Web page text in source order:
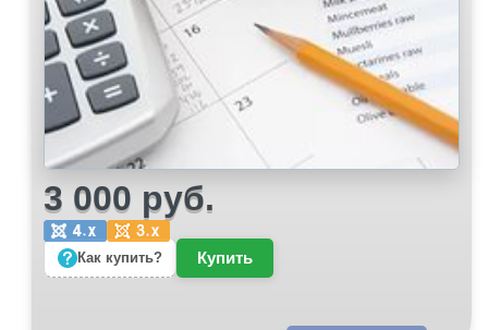
3 000 руб.
Как купить? Купить